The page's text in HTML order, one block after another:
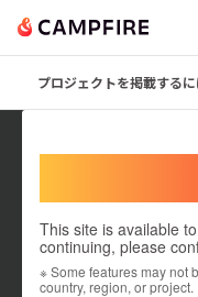
プロジェクトを掲載する
This site is available
continuing, please
※ Some features may not
country, region, or project.